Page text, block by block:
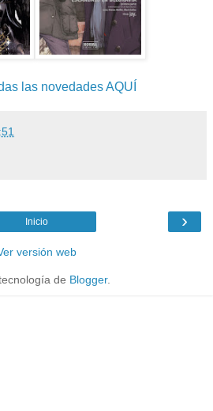
las novedades AQUÍ
›
Inicio
versión web
de Blogger.